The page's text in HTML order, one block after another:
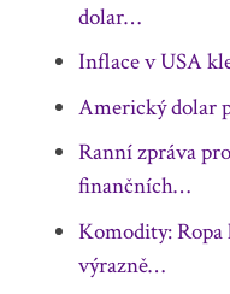
dolar…
Inflace v USA
Americký dolar
Ranní zpráva
finančních…
Komodity:
výrazně…